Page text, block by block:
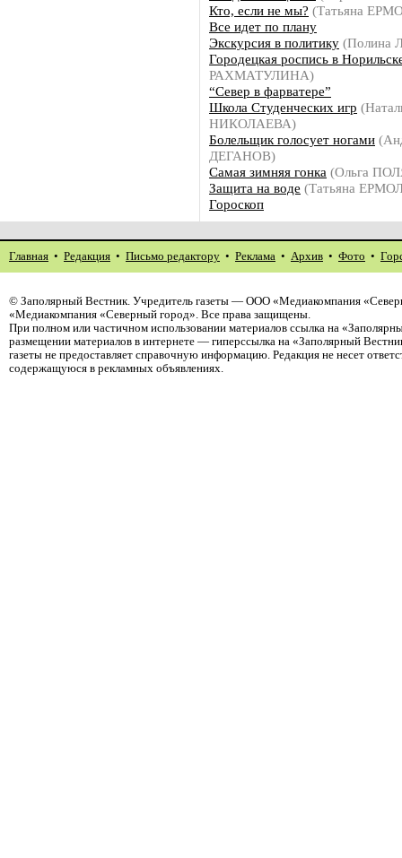
Кто, если не мы? (Татьяна
Все идет по плану
Экскурсия в политику
Городецкая роспись в
РАХМАТУЛИНА)
“Север в фарватере”
Школа Студенческих игр
НИКОЛАЕВА)
Болельщик голосует ногами
ДЕГАНОВ)
Самая зимняя гонка (Ольга
Защита на воде (Татьяна
Гороскоп
Главная • Редакция • Письмо редактору • Реклама • Архив • Фото •
© Заполярный Вестник. Учредитель газеты — ООО «Медиакомпания
«Медиакомпания «Северный город». Все права защищены.
При полном или частичном использовании материалов ссылка на
размещении материалов в интернете — гиперссылка на «Заполярный
газеты не предоставляет справочную информацию. Редакция не несет
содержащуюся в рекламных объявлениях.